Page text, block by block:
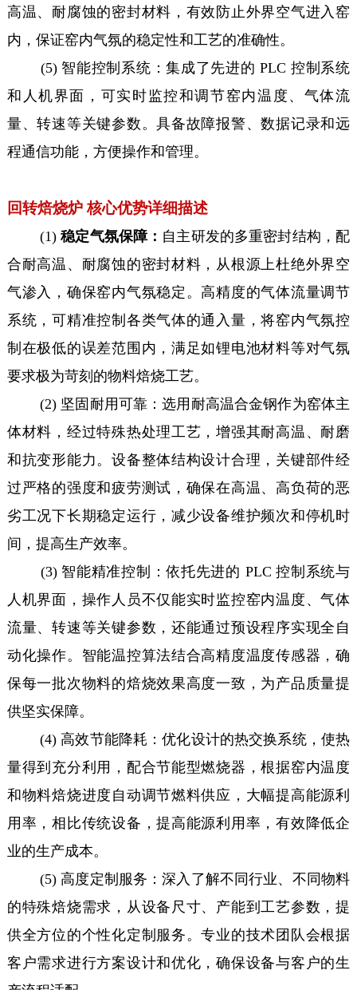
高温、耐腐蚀的密封材料，有效防止外界空气进入窑
内，保证窑内气氛的稳定性和工艺的准确性。
(5) 智能控制系统：集成了先进的 PLC 控制系统
和人机界面，可实时监控和调节窑内温度、气体流
量、转速等关键参数。具备故障报警、数据记录和远
程通信功能，方便操作和管理。
回转焙烧炉 核心优势详细描述
(1)稳定气氛保障： 自主研发的多重密封结构，配
合耐高温、耐腐蚀的密封材料，从根源上杜绝外界空
气渗入，确保窑内气氛稳定。高精度的气体流量调节
系统，可精准控制各类气体的通入量，将窑内气氛控
制在极低的误差范围内，满足如锂电池材料等对气氛
要求极为苛刻的物料焙烧工艺。
(2) 坚固耐用可靠：选用耐高温合金钢作为窑体主
体材料，经过特殊热处理工艺，增强其耐高温、耐磨
和抗变形能力。设备整体结构设计合理，关键部件经
过严格的强度和疲劳测试，确保在高温、高负荷的恶
劣工况下长期稳定运行，减少设备维护频次和停机时
间，提高生产效率。
(3) 智能精准控制：依托先进的 PLC 控制系统与
人机界面，操作人员不仅能实时监控窑内温度、气体
流量、转速等关键参数，还能通过预设程序实现全自
动化操作。智能温控算法结合高精度温度传感器，确
保每一批次物料的焙烧效果高度一致，为产品质量提
供坚实保障。
(4) 高效节能降耗：优化设计的热交换系统，使热
量得到充分利用，配合节能型燃烧器，根据窑内温度
和物料焙烧进度自动调节燃料供应，大幅提高能源利
用率，相比传统设备，提高能源利用率，有效降低企
业的生产成本。
(5) 高度定制服务：深入了解不同行业、不同物料
的特殊焙烧需求，从设备尺寸、产能到工艺参数，提
供全方位的个性化定制服务。专业的技术团队会根据
客户需求进行方案设计和优化，确保设备与客户的生